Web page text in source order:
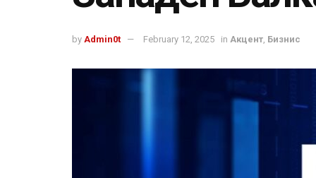
by Admin0t February 12, 2025 in Акцент, Бизнис